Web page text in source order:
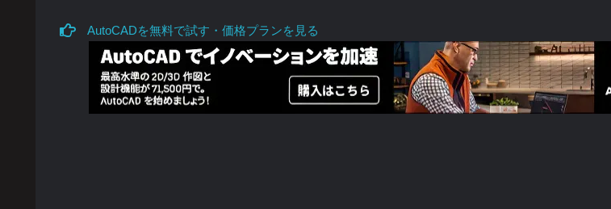
AutoCADを無料で試す・価格プランを見る